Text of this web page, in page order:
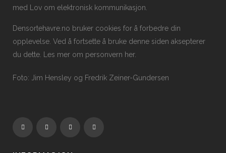
med Lov om elektronisk kommunikasjon.
Densortehavre.no bruker cookies for å forbedre din
opplevelse. Ved å fortsette å bruke denne siden aksepterer
du dette. Les mer om personvern her.
Foto: Jim Hensley og Fredrik Zeiner-Gundersen